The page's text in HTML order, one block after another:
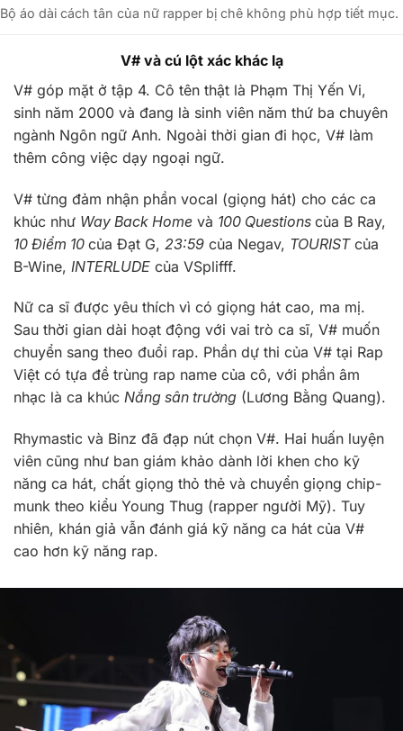
Bộ áo dài cách tân của nữ rapper bị chê không phù hợp tiết mục.
V# và cú lột xác khác lạ
V# góp mặt ở tập 4. Cô tên thật là Phạm Thị Yến Vi,
sinh năm 2000 và đang là sinh viên năm thứ ba chuyên
ngành Ngôn ngữ Anh. Ngoài thời gian đi học, V# làm
thêm công việc dạy ngoại ngữ.
V# từng đảm nhận phần vocal (giọng hát) cho các ca
khúc như Way Back Home và 100 Questions của B Ray,
10 Điểm 10 của Đạt G, 23:59 của Negav, TOURISTcủa
B-Wine, INTERLUDE của VSplifff.
Nữ ca sĩ được yêu thích vì có giọng hát cao, ma mị.
Sau thời gian dài hoạt động với vai trò ca sĩ, V# muốn
chuyển sang theo đuổi rap. Phần dự thi của V# tại Rap
Việt có tựa đề trùng rap name của cô, với phần âm
nhạc là ca khúc Nắng sân trường (Lương Bằng Quang).
Rhymastic và Binz đã đạp nút chọn V#. Hai huấn luyện
viên cũng như ban giám khảo dành lời khen cho kỹ
năng ca hát, chất giọng thỏ thẻ và chuyển giọng chip-
munk theo kiểu Young Thug (rapper người Mỹ). Tuy
nhiên, khán giả vẫn đánh giá kỹ năng ca hát của V#
cao hơn kỹ năng rap.